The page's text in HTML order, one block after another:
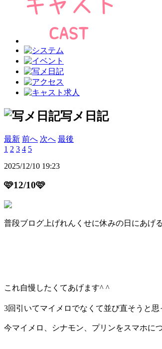
写メ日記
最新 前へ 次へ 最後
1 2 3 4 5
2025/12/10 19:23
🩷12/10🩷
普段ブログ上げれんくせに休みの日にあげ
これ自慢したくてあげます^ ^
3回引いてマイメロでなくて並び直そうと
今マイメロ、シナモン、プリンをスマホに